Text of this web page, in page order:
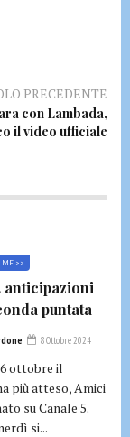
PRECEDENTE
con Lambada,
il video ufficiale
ME >>
anticipazioni
puntata
8 Ottobre 2024
ottobre il
più atteso, Amici
su Canale 5.
si...